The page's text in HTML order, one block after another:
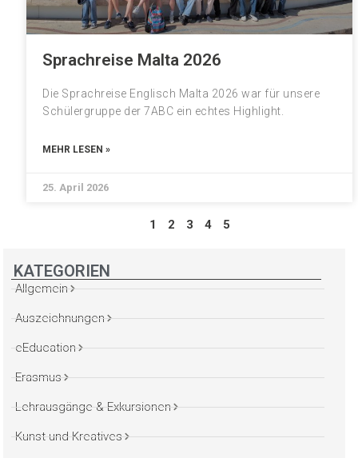
Sprachreise Malta 2026
Die Sprachreise Englisch Malta 2026 war für unsere
Schülergruppe der 7ABC ein echtes Highlight.
MEHR LESEN »
25. April 2026
1 2 3 4 5
KATEGORIEN
Allgemein
Auszeichnungen
eEducation
Erasmus
Lehrausgänge & Exkursionen
Kunst und Kreatives